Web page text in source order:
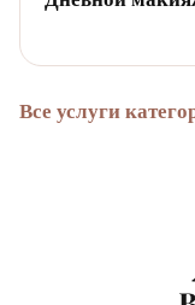
Все услуги